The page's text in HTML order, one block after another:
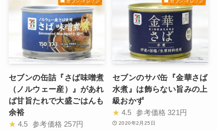
セブンの缶詰『さば味噌煮
（ノルウェー産）』があれ
ば甘旨たれで大盛ごはんも
余裕
★ 4.5 参考価格 257円
セブンのサバ缶『金華さば
水煮』は飾らない旨みの上
級おかず
★ 4.5 参考価格 321円
2020年2月25日